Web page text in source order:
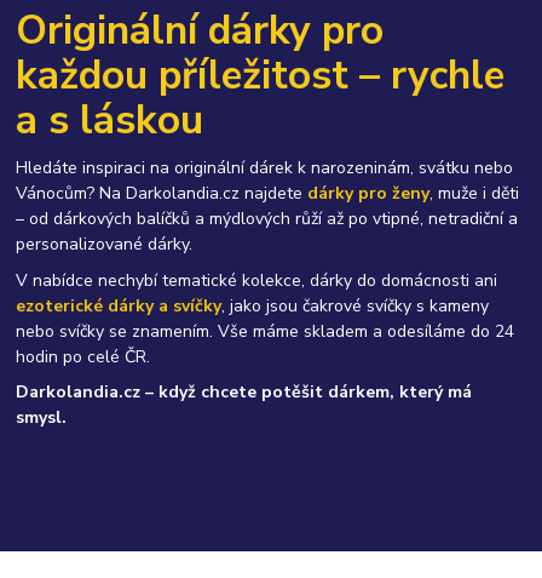
Originální dárky pro
každou příležitost – rychle
a s láskou
Hledáte inspiraci na originální dárek k narozeninám, svátku nebo
Vánocům? Na Darkolandia.cz najdete dárky pro ženy, muže i děti
– od dárkových balíčků a mýdlových růží až po vtipné, netradiční a
personalizované dárky.
V nabídce nechybí tematické kolekce, dárky do domácnosti ani
ezoterické dárky a svíčky, jako jsou čakrové svíčky s kameny
nebo svíčky se znamením. Vše máme skladem a odesíláme do 24
hodin po celé ČR.
Darkolandia.cz – když chcete potěšit dárkem, který má
smysl.